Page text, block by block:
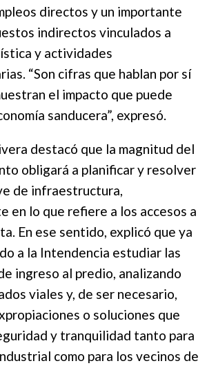
directos y un importante
indirectos vinculados a
y actividades
“Son cifras que hablan por sí
el impacto que puede
sanducera”, expresó.
destacó que la magnitud del
obligará a planificar y resolver
de infraestructura,
en lo que refiere a los accesos a
En ese sentido, explicó que ya
a la Intendencia estudiar las
ingreso al predio, analizando
viales y, de ser necesario,
o soluciones que
y tranquilidad tanto para
como para los vecinos de